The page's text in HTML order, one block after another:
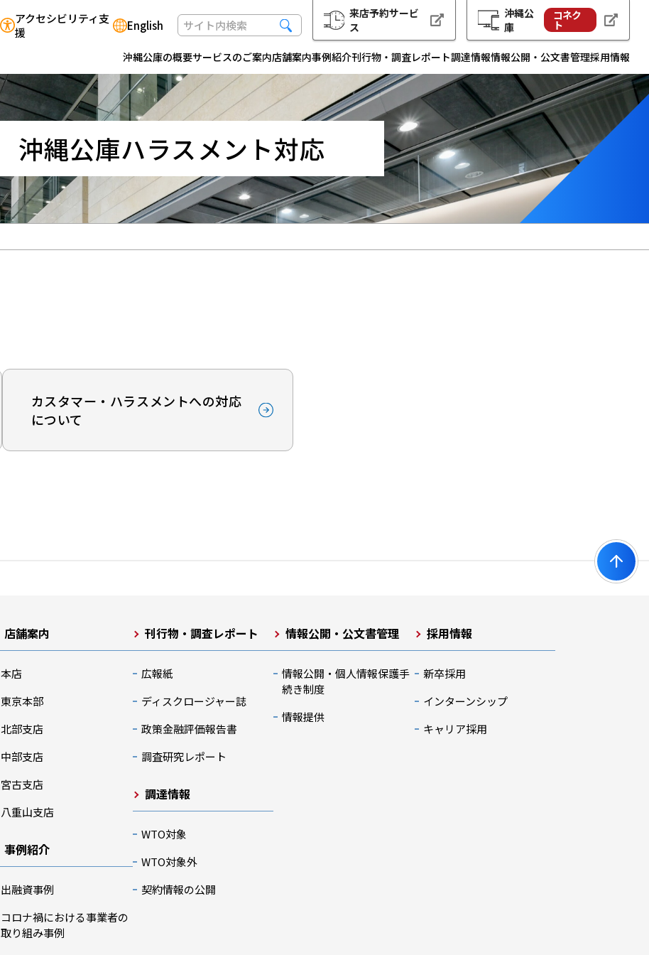
アクセシビリティ支
援
English
来店予約サービ
ス
沖縄公
庫
コネク
ト
沖縄公庫の概要サービスのご案内店舗案内事例紹介刊行物・調査レポート調達情報情報公開・公文書管理採用情報
沖縄公庫ハラスメント対応
カスタマー・ハラスメントへの対応
について
店舗案内
本店
東京本部
北部支店
中部支店
宮古支店
八重山支店
事例紹介
出融資事例
コロナ禍における事業者の
取り組み事例
刊行物・調査レポート
広報紙
ディスクロージャー誌
政策金融評価報告書
調査研究レポート
調達情報
WTO対象
WTO対象外
契約情報の公開
情報公開・公文書管理
情報公開・個人情報保護手
続き制度
情報提供
採用情報
新卒採用
インターンシップ
キャリア採用